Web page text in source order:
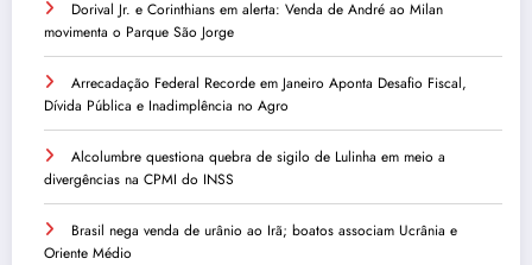
Dorival Jr. e Corinthians em alerta: Venda de André ao Milan
movimenta o Parque São Jorge
Arrecadação Federal Recorde em Janeiro Aponta Desafio Fiscal,
Dívida Pública e Inadimplência no Agro
Alcolumbre questiona quebra de sigilo de Lulinha em meio a
divergências na CPMI do INSS
Brasil nega venda de urânio ao Irã; boatos associam Ucrânia e
Oriente Médio